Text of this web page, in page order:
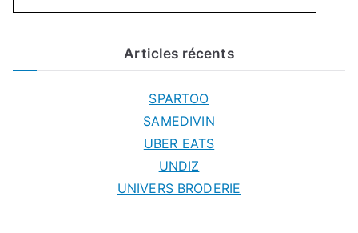
Articles récents
SPARTOO
SAMEDIVIN
UBER EATS
UNDIZ
UNIVERS BRODERIE